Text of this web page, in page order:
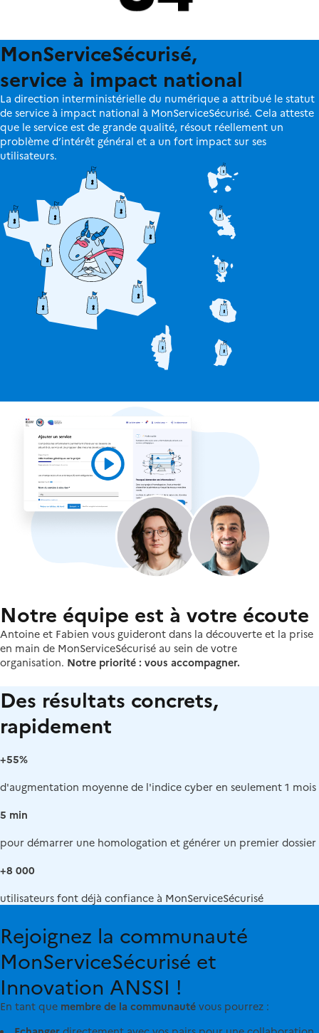
MonServiceSécurisé,
service à impact national
La direction interministérielle du numérique a attribué le statut
de service à impact national à MonServiceSécurisé. Cela atteste
que le service est de grande qualité, résout réellement un
problème d’intérêt général et a un fort impact sur ses
utilisateurs.
Notre équipe est à votre écoute
Antoine et Fabien vous guideront dans la découverte et la prise
en main de MonServiceSécurisé au sein de votre
organisation. Notre priorité : vous accompagner.
Des résultats concrets,
rapidement
+55%
d'augmentation moyenne de l'indice cyber en seulement 1 mois
5 min
pour démarrer une homologation et générer un premier dossier
+8 000
utilisateurs font déjà confiance à MonServiceSécurisé
Rejoignez la communauté
MonServiceSécurisé et
Innovation ANSSI !
En tant que membre de la communauté vous pourrez :